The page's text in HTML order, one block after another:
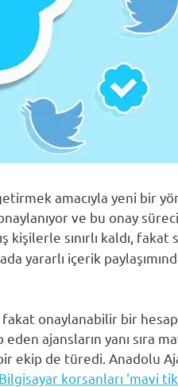
amacıyla yeni bir
ve bu onay
sınırlı kaldı, fakat
yararlı içerik
onaylanabilir bir
ajansların yanı sıra
ekip de türedi. Anadolu
Bilgisayar korsanları ‘mavi